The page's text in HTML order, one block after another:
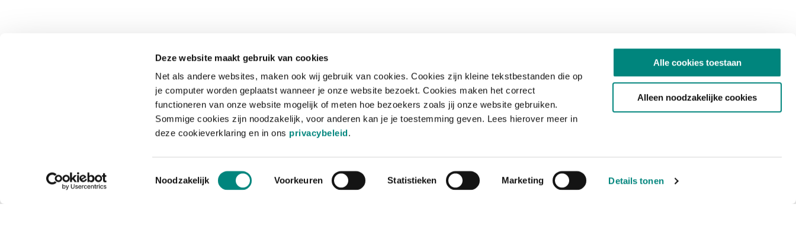
Deze website maakt gebruik van cookies
Net als andere websites, maken ook wij gebruik van cookies. Cookies zijn kleine tekstbestanden die op
je computer worden geplaatst wanneer je onze website bezoekt. Cookies maken het correct
functioneren van onze website mogelijk of meten hoe bezoekers zoals jij onze website gebruiken.
Sommige cookies zijn noodzakelijk, voor anderen kan je je toestemming geven. Lees hierover meer in
deze cookieverklaring en in ons privacybeleid.
Toestemmingsselectie
Noodzakelijk Voorkeuren Statistieken Marketing Details tonen
Alle cookies toestaan
Alleen noodzakelijke cookies